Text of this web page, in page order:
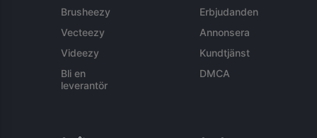
Brusheezy
Vecteezy
Videezy
Bli en
leverantör
Erbjudanden
Annonsera
Kundtjänst
DMCA